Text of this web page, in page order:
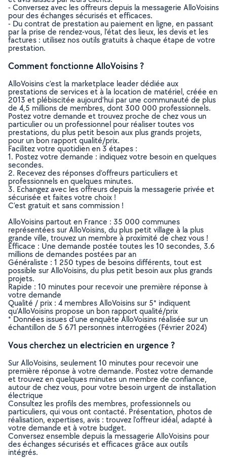
- Conversez avec les offreurs depuis la messagerie AlloVoisins
pour des échanges sécurisés et efficaces.
- Du contrat de prestation au paiement en ligne, en passant
par la prise de rendez-vous, l’état des lieux, les devis et les
factures : utilisez nos outils gratuits à chaque étape de votre
prestation.
Comment fonctionne AlloVoisins ?
AlloVoisins c’est la marketplace leader dédiée aux
prestations de services et à la location de matériel, créée en
2013 et plébiscitée aujourd’hui par une communauté de plus
de 4,5 millions de membres, dont 300 000 professionnels.
Postez votre demande et trouvez proche de chez vous un
particulier ou un professionnel pour réaliser toutes vos
prestations, du plus petit besoin aux plus grands projets,
pour un bon rapport qualité/prix.
Facilitez votre quotidien en 3 étapes :
1. Postez votre demande : indiquez votre besoin en quelques
secondes.
2. Recevez des réponses d’offreurs particuliers et
professionnels en quelques minutes.
3. Echangez avec les offreurs depuis la messagerie privée et
sécurisée et faites votre choix !
C’est gratuit et sans commission !
AlloVoisins partout en France : 35 000 communes
représentées sur AlloVoisins, du plus petit village à la plus
grande ville, trouvez un membre à proximité de chez vous !
Efficace : Une demande postée toutes les 10 secondes, 3.6
millions de demandes postées par an
Généraliste : 1 250 types de besoins différents, tout est
possible sur AlloVoisins, du plus petit besoin aux plus grands
projets.
Rapide : 10 minutes pour recevoir une première réponse à
votre demande
Qualité / prix : 4 membres AlloVoisins sur 5* indiquent
qu’AlloVoisins propose un bon rapport qualité/prix
* Données issues d’une enquête AlloVoisins réalisée sur un
échantillon de 5 671 personnes interrogées (Février 2024)
Vous cherchez un electricien en urgence ?
Sur AlloVoisins, seulement 10 minutes pour recevoir une
première réponse à votre demande. Postez votre demande
et trouvez en quelques minutes un membre de confiance,
autour de chez vous, pour votre besoin urgent de installation
électrique
Consultez les profils des membres, professionnels ou
particuliers, qui vous ont contacté. Présentation, photos de
réalisation, expertises, avis : trouvez l'offreur idéal, adapté à
votre demande et à votre budget.
Conversez ensemble depuis la messagerie AlloVoisins pour
des échanges sécurisés et efficaces grâce aux outils
intégrés.